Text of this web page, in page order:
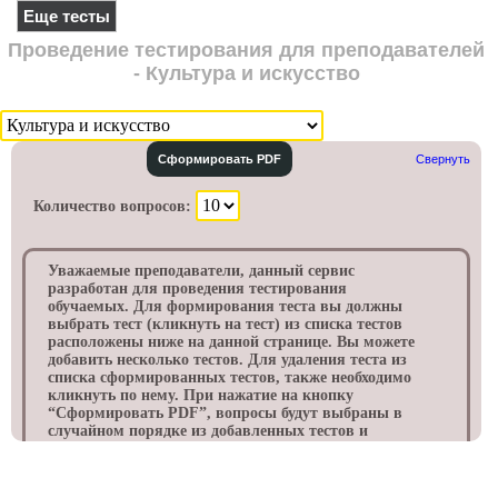
Еще тесты
Проведение тестирования для преподавателей
- Культура и искусство
Сформировать PDF Свернуть
Количество вопросов:
Уважаемые преподаватели, данный сервис
разработан для проведения тестирования
обучаемых. Для формирования теста вы должны
выбрать тест (кликнуть на тест) из списка тестов
расположены ниже на данной странице. Вы можете
добавить несколько тестов. Для удаления теста из
списка сформированных тестов, также необходимо
кликнуть по нему. При нажатие на кнопку
“Cформировать PDF”, вопросы будут выбраны в
случайном порядке из добавленных тестов и